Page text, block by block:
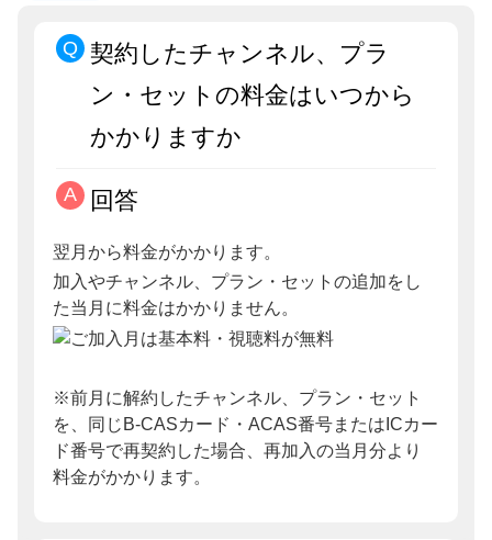
契約したチャンネル、プラ
ン・セットの料金はいつから
かかりますか
回答
翌月から料金がかかります。
加入やチャンネル、プラン・セットの追加をし
た当月に料金はかかりません。
※前月に解約したチャンネル、プラン・セット
を、同じB-CASカード・ACAS番号またはICカー
ド番号で再契約した場合、再加入の当月分より
料金がかかります。